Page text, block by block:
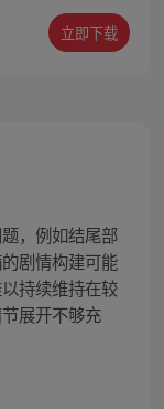
立即下载
，例如结尾部
剧情构建可能
持续维持在较
展开不够充